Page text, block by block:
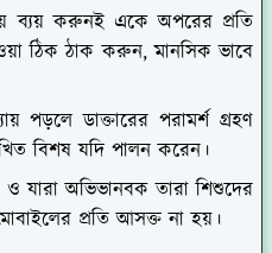
ব্যয় করুনই একে অপরের প্রতি
ঠিক ঠাক করুন, মানসিক ভাবে
পড়লে ডাক্তারের পরামর্শ গ্রহণ
বিশষ যদি পালন করেন।
যারা অভিভানবক তারা শিশুদের
প্রতি আসক্ত না হয়।